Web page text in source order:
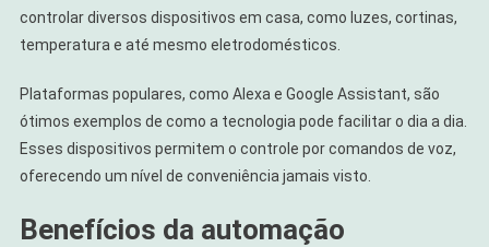
controlar diversos dispositivos em casa, como luzes, cortinas,
temperatura e até mesmo eletrodomésticos.
Plataformas populares, como Alexa e Google Assistant, são
ótimos exemplos de como a tecnologia pode facilitar o dia a dia.
Esses dispositivos permitem o controle por comandos de voz,
oferecendo um nível de conveniência jamais visto.
Benefícios da automação